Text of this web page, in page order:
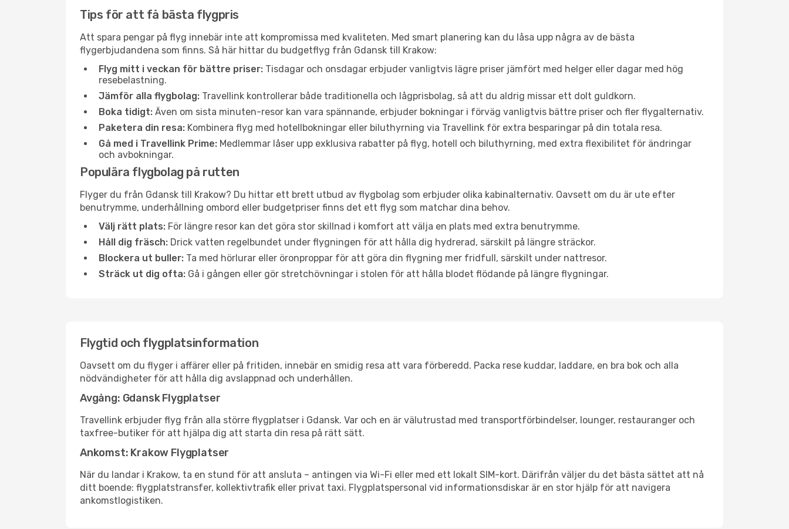
Tips för att få bästa flygpris
Att spara pengar på flyg innebär inte att kompromissa med kvaliteten. Med smart planering kan du låsa upp några av de bästa
flygerbjudandena som finns. Så här hittar du budgetflyg från Gdansk till Krakow:
Flyg mitt i veckan för bättre priser: Tisdagar och onsdagar erbjuder vanligtvis lägre priser jämfört med helger eller dagar med hög
resebelastning.
Jämför alla flygbolag: Travellink kontrollerar både traditionella och lågprisbolag, så att du aldrig missar ett dolt guldkorn.
Boka tidigt: Även om sista minuten-resor kan vara spännande, erbjuder bokningar i förväg vanligtvis bättre priser och fler flygalternativ.
Paketera din resa: Kombinera flyg med hotellbokningar eller biluthyrning via Travellink för extra besparingar på din totala resa.
Gå med i Travellink Prime: Medlemmar låser upp exklusiva rabatter på flyg, hotell och biluthyrning, med extra flexibilitet för ändringar
och avbokningar.
Populära flygbolag på rutten
Flyger du från Gdansk till Krakow? Du hittar ett brett utbud av flygbolag som erbjuder olika kabinalternativ. Oavsett om du är ute efter
benutrymme, underhållning ombord eller budgetpriser finns det ett flyg som matchar dina behov.
Välj rätt plats: För längre resor kan det göra stor skillnad i komfort att välja en plats med extra benutrymme.
Håll dig fräsch: Drick vatten regelbundet under flygningen för att hålla dig hydrerad, särskilt på längre sträckor.
Blockera ut buller: Ta med hörlurar eller öronproppar för att göra din flygning mer fridfull, särskilt under nattresor.
Sträck ut dig ofta: Gå i gången eller gör stretchövningar i stolen för att hålla blodet flödande på längre flygningar.
Flygtid och flygplatsinformation
Oavsett om du flyger i affärer eller på fritiden, innebär en smidig resa att vara förberedd. Packa rese kuddar, laddare, en bra bok och alla
nödvändigheter för att hålla dig avslappnad och underhållen.
Avgång: Gdansk Flygplatser
Travellink erbjuder flyg från alla större flygplatser i Gdansk. Var och en är välutrustad med transportförbindelser, lounger, restauranger och
taxfree-butiker för att hjälpa dig att starta din resa på rätt sätt.
Ankomst: Krakow Flygplatser
När du landar i Krakow, ta en stund för att ansluta – antingen via Wi-Fi eller med ett lokalt SIM-kort. Därifrån väljer du det bästa sättet att nå
ditt boende: flygplatstransfer, kollektivtrafik eller privat taxi. Flygplatspersonal vid informationsdiskar är en stor hjälp för att navigera
ankomstlogistiken.